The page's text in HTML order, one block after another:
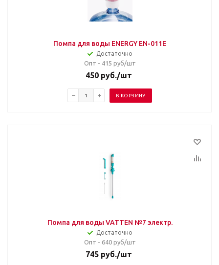
Помпа для воды ENERGY EN-011E
Достаточно
Опт - 415 руб/шт
450 руб./шт
В КОРЗИНУ
Помпа для воды VATTEN №7 электр.
Достаточно
Опт - 640 руб/шт
745 руб./шт